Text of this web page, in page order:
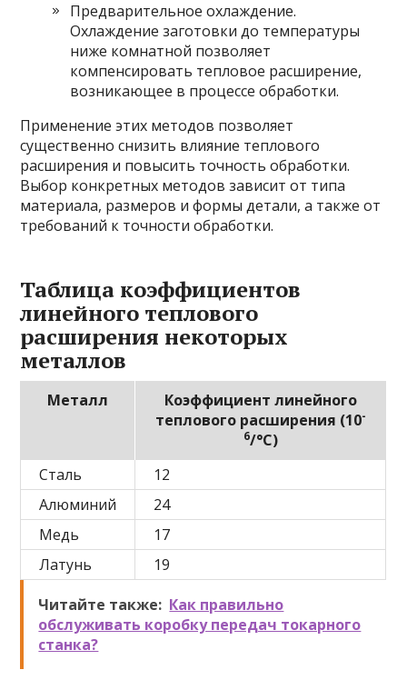
Предварительное охлаждение.
Охлаждение заготовки до температуры
ниже комнатной позволяет
компенсировать тепловое расширение,
возникающее в процессе обработки.
Применение этих методов позволяет
существенно снизить влияние теплового
расширения и повысить точность обработки.
Выбор конкретных методов зависит от типа
материала, размеров и формы детали, а также от
требований к точности обработки.
Таблица коэффициентов
линейного теплового
расширения некоторых
металлов
Металл
Коэффициент линейного
теплового расширения (10-
6/°C)
Сталь
12
Алюминий
24
Медь
17
Латунь
19
Читайте также: Как правильно
обслуживать коробку передач токарного
станка?